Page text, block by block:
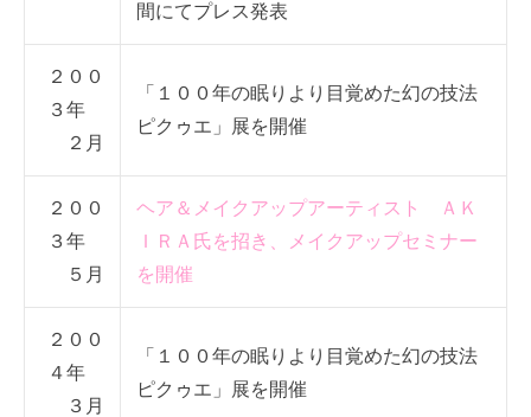
間にてプレス発表
２００
３年
２月
「１００年の眠りより目覚めた幻の技法
ピクゥエ」展を開催
２００
３年
５月
ヘア＆メイクアップアーティスト ＡＫ
ＩＲＡ氏を招き、メイクアップセミナー
を開催
２００
４年
３月
「１００年の眠りより目覚めた幻の技法
ピクゥエ」展を開催